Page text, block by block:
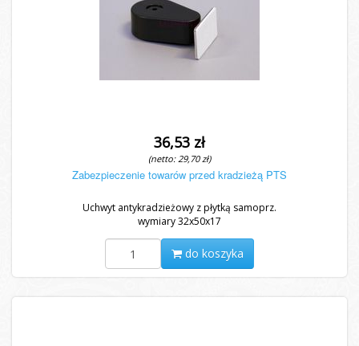
36,53 zł
(netto: 29,70 zł)
Zabezpieczenie towarów przed kradzieżą PTS
Uchwyt antykradzieżowy z płytką samoprz.
wymiary 32x50x17
do koszyka